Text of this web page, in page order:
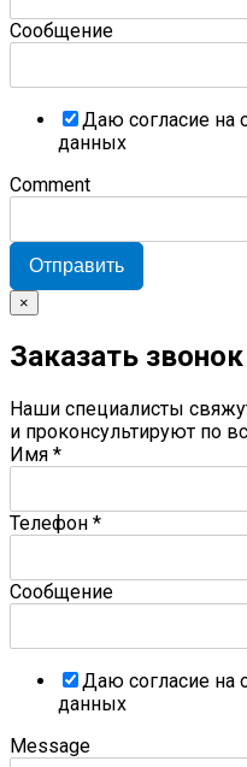
Сообщение
Даю согласие на
данных
Comment
Отправить
×
Заказать звонок
Наши специалисты
и проконсультируют по
Имя *
Телефон *
Сообщение
Даю согласие на
данных
Message